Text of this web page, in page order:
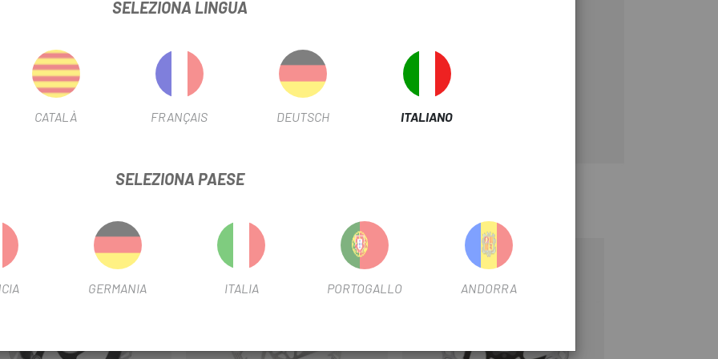
ICE TECHNOLOGIES FREEZA
SELEZIONA LINGUA
CATALÀ FRANÇAIS DEUTSCH ITALIANO
SELEZIONA PAESE
GERMANIA ITALIA PORTOGALLO ANDORRA